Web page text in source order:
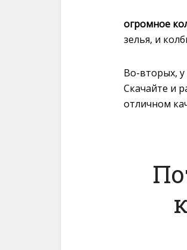
огромное
зелья, и
Во-вторых,
Скачайте и
отличном